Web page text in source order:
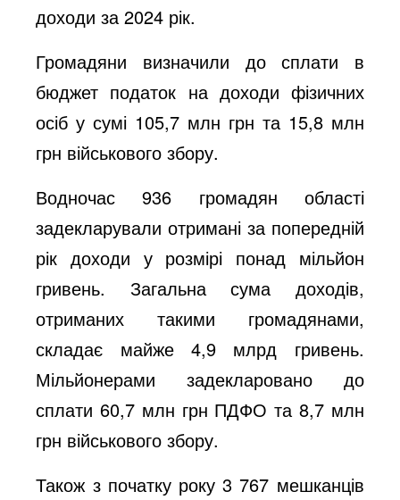
доходи за 2024 рік.
Громадяни визначили до сплати в
бюджет податок на доходи фізичних
осіб у сумі 105,7 млн грн та 15,8 млн
грн військового збору.
Водночас 936 громадян області
задекларували отримані за попередній
рік доходи у розмірі понад мільйон
гривень. Загальна сума доходів,
отриманих такими громадянами,
складає майже 4,9 млрд гривень.
Мільйонерами задекларовано до
сплати 60,7 млн грн ПДФО та 8,7 млн
грн військового збору.
Також з початку року 3 767 мешканців